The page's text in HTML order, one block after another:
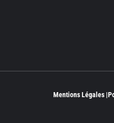
Mentions Légales |